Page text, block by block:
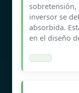
sobretensión,
inversor se
absorbida.
en el diseño